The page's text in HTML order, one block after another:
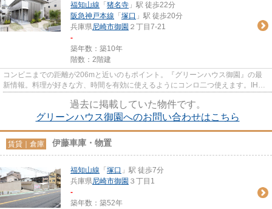
福知山線 「 猪名寺 」駅 徒歩22分
阪急神戸本線 「 塚口 」駅 徒歩20分
兵庫県尼崎市御園 ２丁目7-21
-
築年数：築10年
階数：2階建
コンビニまでの距離が206mと近いのもポイント。『グリーンハウス御園』の最
新情報。料理が好きな方、時間を有効に使えるようにコンロ二つ使えます。IHキ
過去に掲載していた物件です。
グリーンハウス御園へのお問い合わせはこちら
賃貸｜倉庫 伊藤車庫・物置
福知山線 「 塚口 」駅 徒歩7分
兵庫県尼崎市御園 ３丁目1
-
築年数：築52年